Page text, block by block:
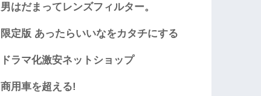
男はだまってレンズフィルター。
限定版 あったらいいなをカタチにする
ドラマ化激安ネットショップ
商用車を超える!